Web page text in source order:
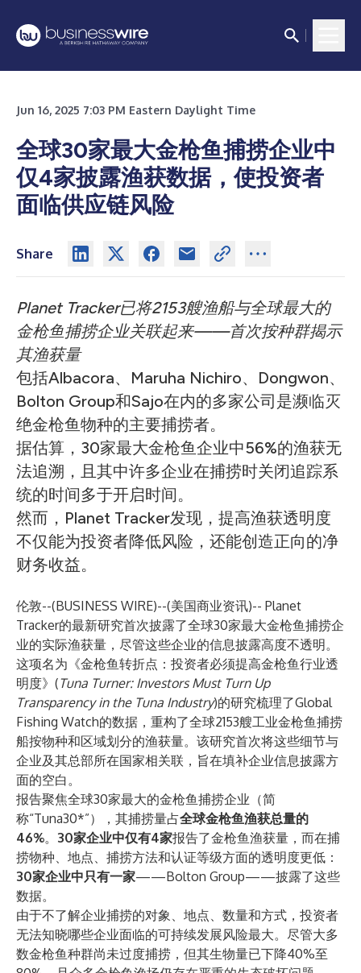
Jun 16, 2025 7:03 PM Eastern Daylight Time
全球30家最大金枪鱼捕捞企业中
仅4家披露渔获数据，使投资者
面临供应链风险
Share
Planet Tracker已将2153艘渔船与全球最大的
金枪鱼捕捞企业关联起来——首次按种群揭示
其渔获量
包括Albacora、Maruha Nichiro、Dongwon、
Bolton Group和Sajo在内的多家公司是濒临灭
绝金枪鱼物种的主要捕捞者。
据估算，30家最大金枪鱼企业中56%的渔获无
法追溯，且其中许多企业在捕捞时关闭追踪系
统的时间多于开启时间。
然而，Planet Tracker发现，提高渔获透明度
不仅能为投资者降低风险，还能创造正向的净
财务收益。
伦敦--(BUSINESS WIRE)--(美国商业资讯)-- Planet
Tracker的最新研究首次披露了全球30家最大金枪鱼捕捞企
业的实际渔获量，尽管这些企业的信息披露高度不透明。
这项名为《金枪鱼转折点：投资者必须提高金枪鱼行业透
明度》(Tuna Turner: Investors Must Turn Up
Transparency in the Tuna Industry)的研究梳理了Global
Fishing Watch的数据，重构了全球2153艘工业金枪鱼捕捞
船按物种和区域划分的渔获量。该研究首次将这些细节与
企业及其总部所在国家相关联，旨在填补企业信息披露方
面的空白。
报告聚焦全球30家最大的金枪鱼捕捞企业 （简
称“Tuna30*”），其捕捞量占全球金枪鱼渔获总量的
46%。 30家企业中仅有4家报告了金枪鱼渔获量，而在捕
捞物种、地点、捕捞方法和认证等级方面的透明度更低：
30家企业中只有一家——Bolton Group——披露了这些
数据。
由于不了解企业捕捞的对象、地点、数量和方式，投资者
无法知晓哪些企业面临的可持续发展风险最大。尽管大多
数金枪鱼种群尚未过度捕捞，但其生物量已下降40%至